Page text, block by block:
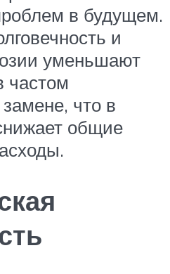
в будущем.
и
уменьшают
частом
что в
общие